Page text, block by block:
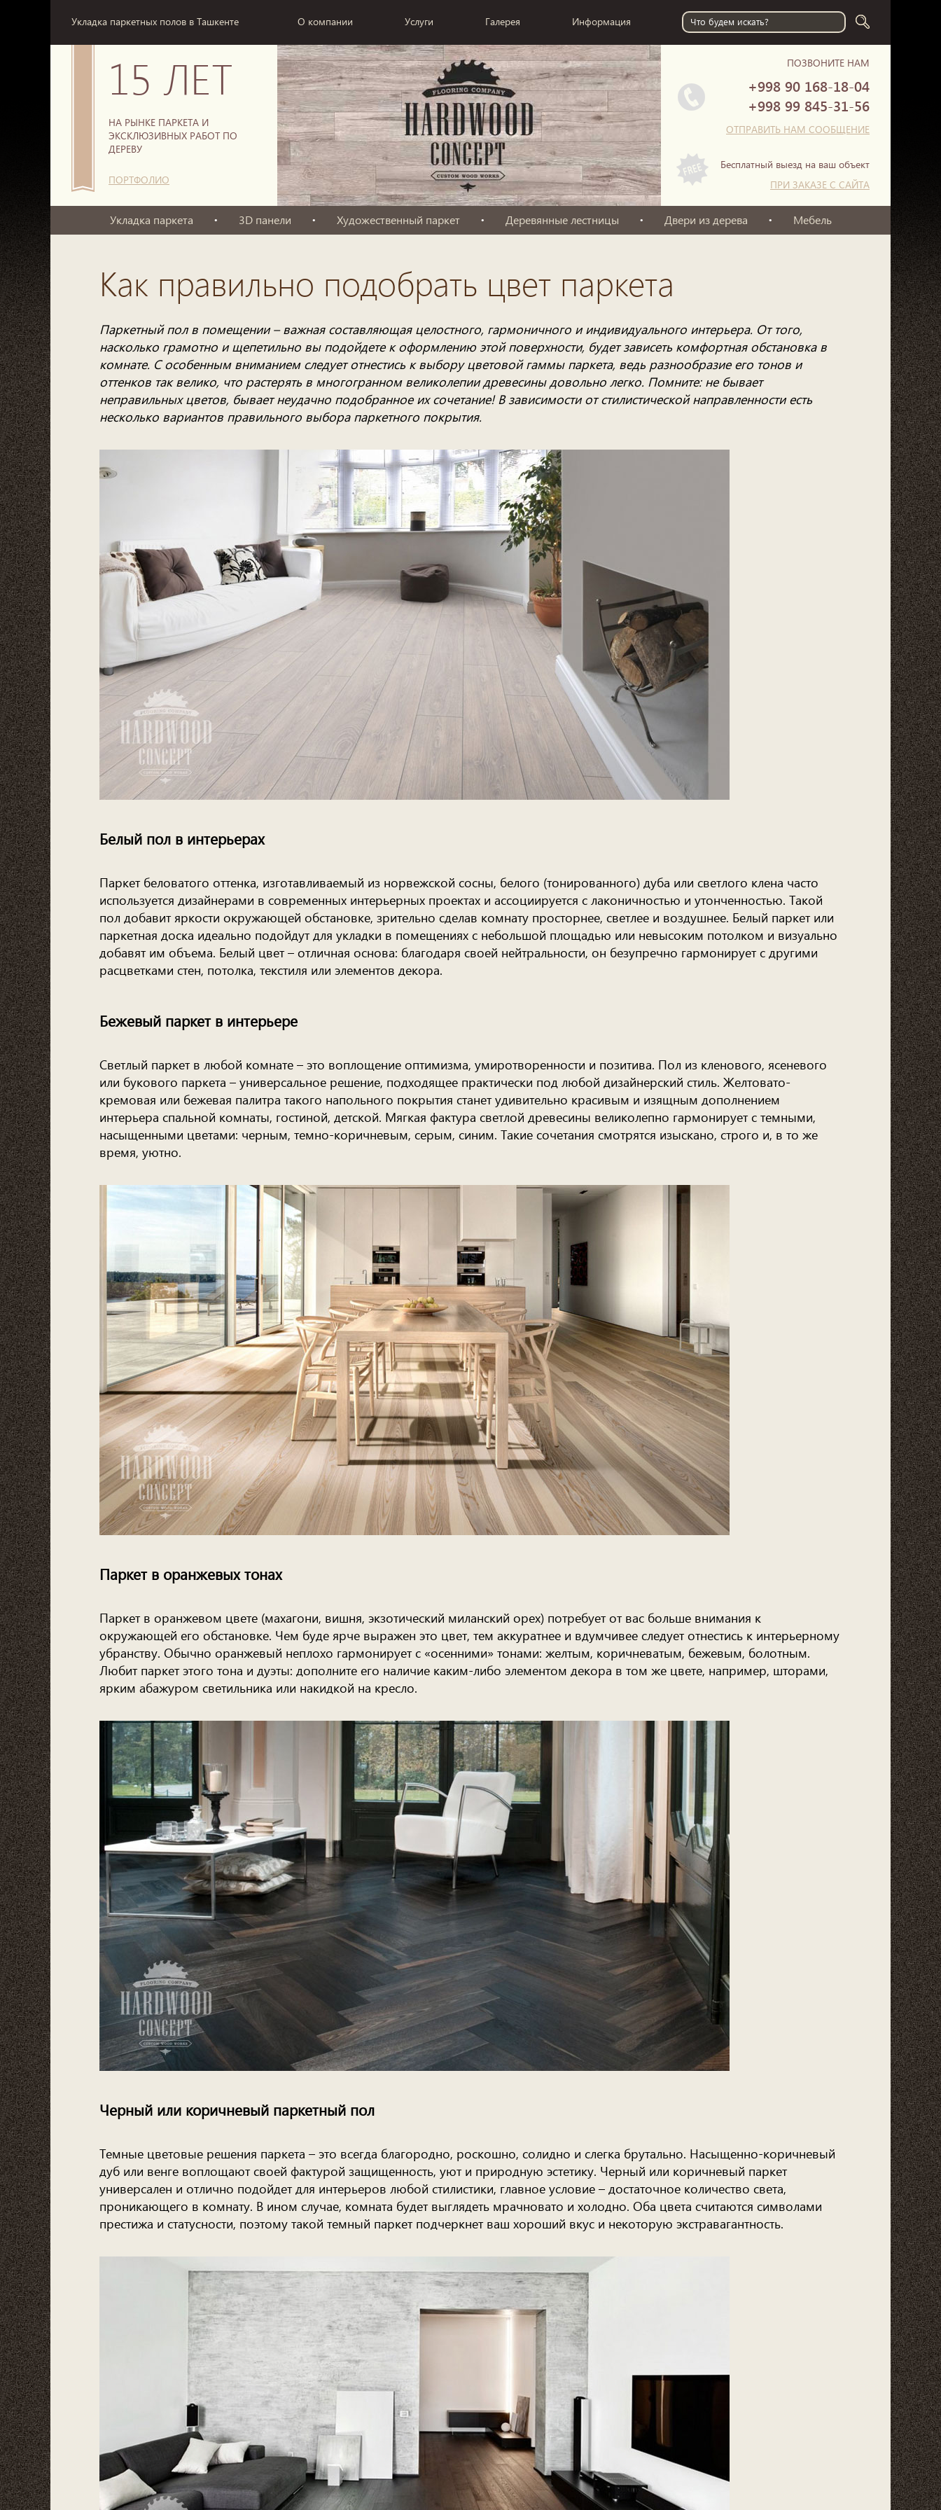
Укладка паркетных полов в Ташкенте О компании Услуги Галерея Информация
15 ЛЕТ
НА РЫНКЕ ПАРКЕТА И
ЭКСКЛЮЗИВНЫХ РАБОТ ПО
ДЕРЕВУ
ПОРТФОЛИО
ПОЗВОНИТЕ НАМ
+998 90 168-18-04
+998 99 845-31-56
ОТПРАВИТЬ НАМ СООБЩЕНИЕ
Бесплатный выезд на ваш объект
ПРИ ЗАКАЗЕ С САЙТА
Укладка паркета 3D панели Художественный паркет Деревянные лестницы Двери из дерева Мебель
Как правильно подобрать цвет паркета
Паркетный пол в помещении – важная составляющая целостного, гармоничного и индивидуального интерьера. От того,
насколько грамотно и щепетильно вы подойдете к оформлению этой поверхности, будет зависеть комфортная обстановка в
комнате. С особенным вниманием следует отнестись к выбору цветовой гаммы паркета, ведь разнообразие его тонов и
оттенков так велико, что растерять в многогранном великолепии древесины довольно легко. Помните: не бывает
неправильных цветов, бывает неудачно подобранное их сочетание! В зависимости от стилистической направленности есть
несколько вариантов правильного выбора паркетного покрытия.
Белый пол в интерьерах
Паркет беловатого оттенка, изготавливаемый из норвежской сосны, белого (тонированного) дуба или светлого клена часто
используется дизайнерами в современных интерьерных проектах и ассоциируется с лаконичностью и утонченностью. Такой
пол добавит яркости окружающей обстановке, зрительно сделав комнату просторнее, светлее и воздушнее. Белый паркет или
паркетная доска идеально подойдут для укладки в помещениях с небольшой площадью или невысоким потолком и визуально
добавят им объема. Белый цвет – отличная основа: благодаря своей нейтральности, он безупречно гармонирует с другими
расцветками стен, потолка, текстиля или элементов декора.
Бежевый паркет в интерьере
Светлый паркет в любой комнате – это воплощение оптимизма, умиротворенности и позитива. Пол из кленового, ясеневого
или букового паркета – универсальное решение, подходящее практически под любой дизайнерский стиль. Желтовато-
кремовая или бежевая палитра такого напольного покрытия станет удивительно красивым и изящным дополнением
интерьера спальной комнаты, гостиной, детской. Мягкая фактура светлой древесины великолепно гармонирует с темными,
насыщенными цветами: черным, темно-коричневым, серым, синим. Такие сочетания смотрятся изыскано, строго и, в то же
время, уютно.
Паркет в оранжевых тонах
Паркет в оранжевом цвете (махагони, вишня, экзотический миланский орех) потребует от вас больше внимания к
окружающей его обстановке. Чем буде ярче выражен это цвет, тем аккуратнее и вдумчивее следует отнестись к интерьерному
убранству. Обычно оранжевый неплохо гармонирует с «осенними» тонами: желтым, коричневатым, бежевым, болотным.
Любит паркет этого тона и дуэты: дополните его наличие каким-либо элементом декора в том же цвете, например, шторами,
ярким абажуром светильника или накидкой на кресло.
Черный или коричневый паркетный пол
Темные цветовые решения паркета – это всегда благородно, роскошно, солидно и слегка брутально. Насыщенно-коричневый
дуб или венге воплощают своей фактурой защищенность, уют и природную эстетику. Черный или коричневый паркет
универсален и отлично подойдет для интерьеров любой стилистики, главное условие – достаточное количество света,
проникающего в комнату. В ином случае, комната будет выглядеть мрачновато и холодно. Оба цвета считаются символами
престижа и статусности, поэтому такой темный паркет подчеркнет ваш хороший вкус и некоторую экстравагантность.